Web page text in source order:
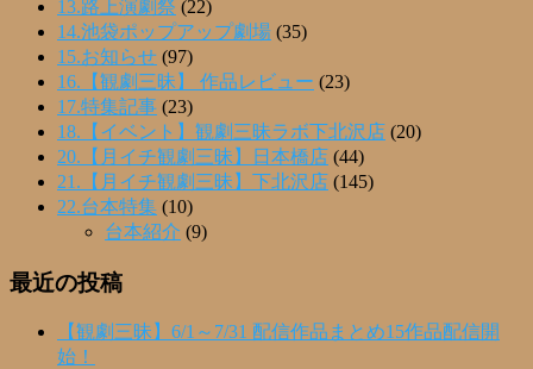
13.路上演劇祭 (22)
14.池袋ポップアップ劇場 (35)
15.お知らせ (97)
16.【観劇三昧】 作品レビュー (23)
17.特集記事 (23)
18.【イベント】観劇三昧ラボ下北沢店 (20)
20.【月イチ観劇三昧】日本橋店 (44)
21.【月イチ観劇三昧】下北沢店 (145)
22.台本特集 (10)
台本紹介 (9)
最近の投稿
【観劇三昧】6/1～7/31 配信作品まとめ15作品配信開
始！